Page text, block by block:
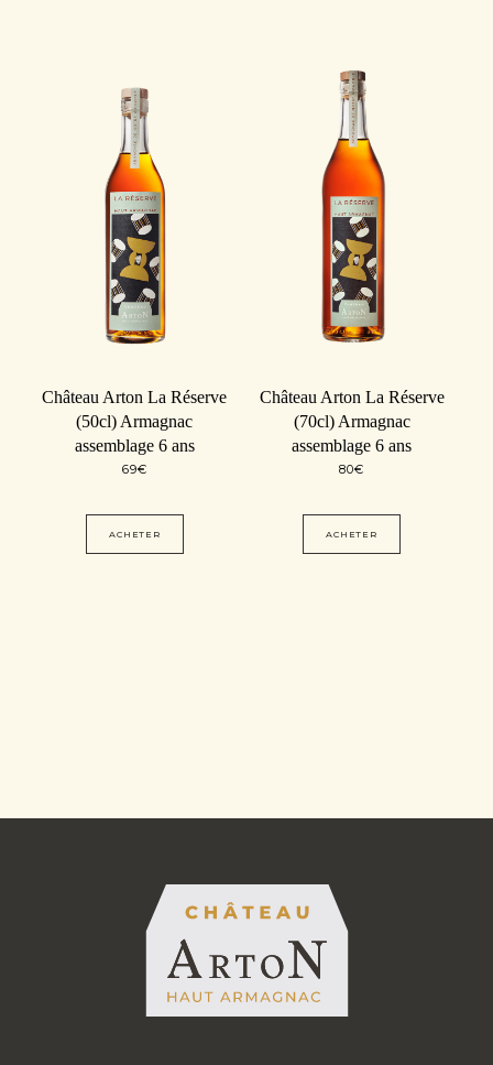
Château Arton La Réserve
(50cl) Armagnac
assemblage 6 ans
69€
ACHETER
Château Arton La Réserve
(70cl) Armagnac
assemblage 6 ans
80€
ACHETER